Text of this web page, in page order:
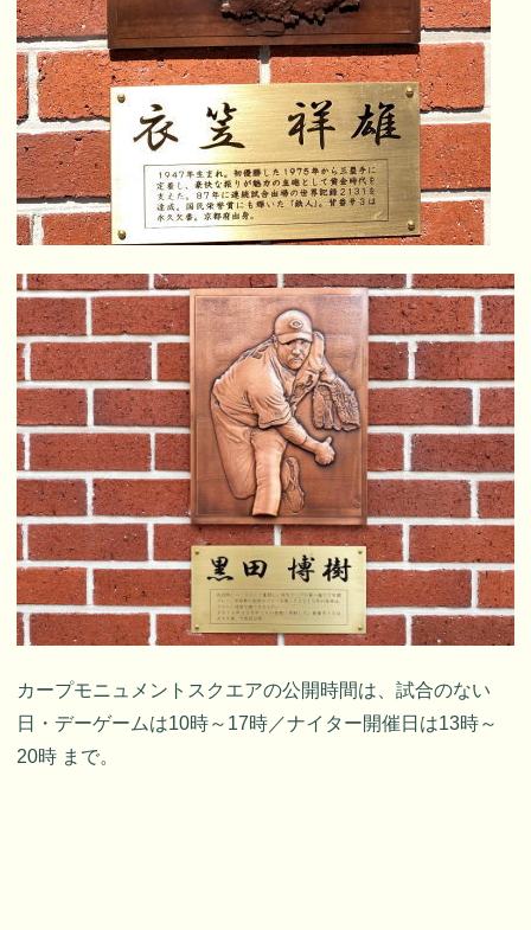
カープモニュメントスクエアの公開時間は、試合のない
日・デーゲームは10時～17時／ナイター開催日は13時～
20時 まで。